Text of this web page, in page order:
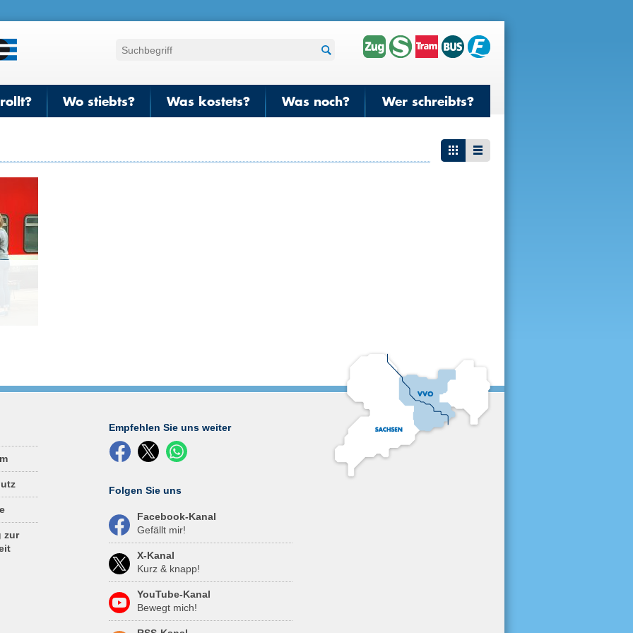
Wo stiebts? Was kostets? Was noch? Wer schreibts?
zur
Empfehlen Sie uns weiter
Folgen Sie uns
Facebook-Kanal
Gefällt mir!
X-Kanal
Kurz & knapp!
YouTube-Kanal
Bewegt mich!